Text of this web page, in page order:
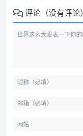
评论（没有评论）